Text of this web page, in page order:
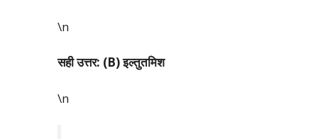
\n
सही उत्तर: (B) इल्तुतमिश
\n